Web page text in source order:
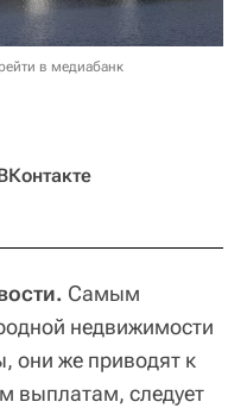
в медиабанк
Самым
недвижимости
они же приводят к
выплатам, следует